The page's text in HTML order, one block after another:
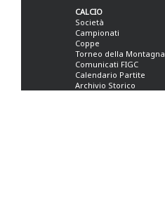
CALCIO
Società
Campionati
Coppe
Torneo della Montagna
Comunicati FIGC
Calendario Partite
Archivio Storico